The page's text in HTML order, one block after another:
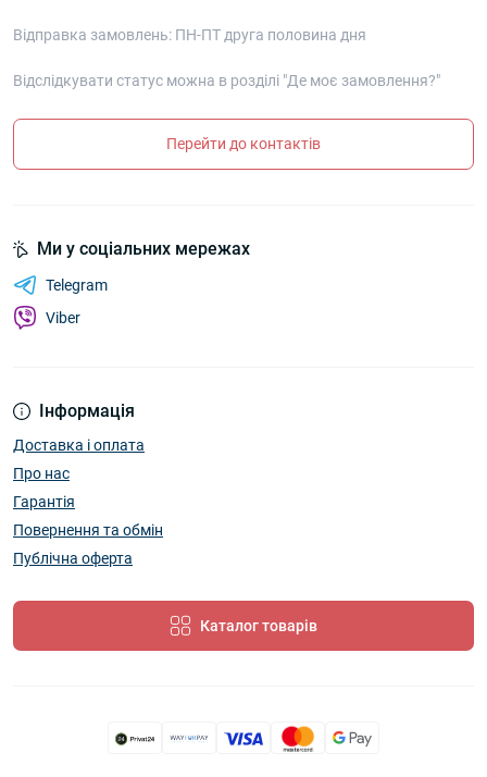
Відправка замовлень: ПН-ПТ друга половина дня
Відслідкувати статус можна в розділі "Де моє замовлення?"
Перейти до контактів
Інформація
Доставка і оплата
Про нас
Гарантія
Повернення та обмін
Публічна оферта
Каталог товарів
Ми у соціальних мережах
Telegram
Viber